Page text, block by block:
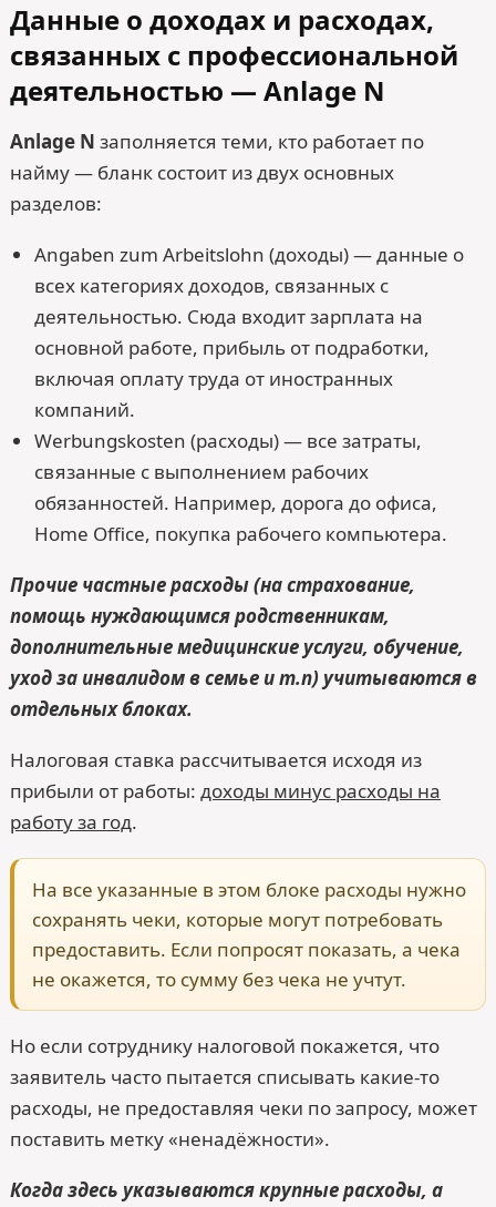
Данные о доходах и расходах,
связанных с профессиональной
деятельностью — Anlage N
Anlage N заполняется теми, кто работает по
найму — бланк состоит из двух основных
разделов:
Angaben zum Arbeitslohn (доходы) — данные о
всех категориях доходов, связанных с
деятельностью. Сюда входит зарплата на
основной работе, прибыль от подработки,
включая оплату труда от иностранных
компаний.
Werbungskosten (расходы) — все затраты,
связанные с выполнением рабочих
обязанностей. Например, дорога до офиса,
Home Office, покупка рабочего компьютера.
Прочие частные расходы (на страхование,
помощь нуждающимся родственникам,
дополнительные медицинские услуги, обучение,
уход за инвалидом в семье и т.п) учитываются в
отдельных блоках.
Налоговая ставка рассчитывается исходя из
прибыли от работы: доходы минус расходы на
работу за год.
На все указанные в этом блоке расходы нужно
сохранять чеки, которые могут потребовать
предоставить. Если попросят показать, а чека
не окажется, то сумму без чека не учтут.
Но если сотруднику налоговой покажется, что
заявитель часто пытается списывать какие-то
расходы, не предоставляя чеки по запросу, может
поставить метку «ненадёжности».
Когда здесь указываются крупные расходы, а